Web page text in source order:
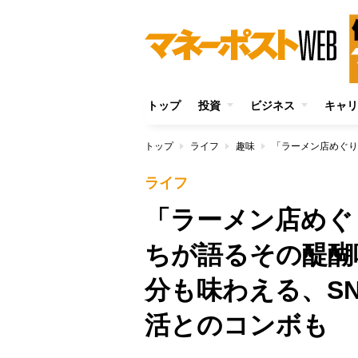
トップ 投資 ビジネス キャ
トップ ライフ 趣味
ライフ
「ラーメン店め
ちが語るその醍
分も味わえる、
活とのコンボも